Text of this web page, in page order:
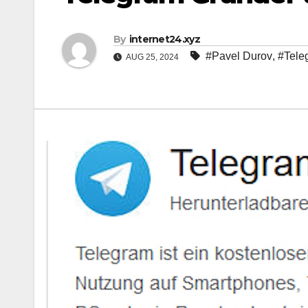
By internet24.xyz
AUG 25, 2024 #Pavel Durov,